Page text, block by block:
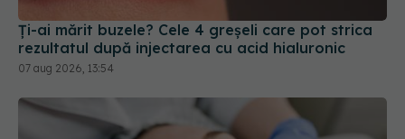
Ți-ai mărit buzele? Cele 4 greșeli care pot strica
rezultatul după injectarea cu acid hialuronic
07 aug 2026, 13:54